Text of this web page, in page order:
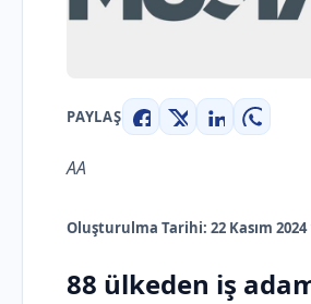
PAYLAŞ
Facebook
X LinkedIn
AA
Oluşturulma Tarihi: 22 Kasım 2024
88 ülkeden iş